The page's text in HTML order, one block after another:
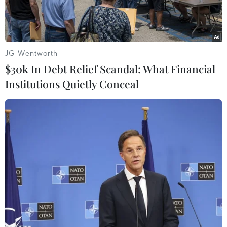
Benjamin Briere. (Nguồn: AFP)
Bộ Ngoại giao Pháp ngày 30/5 ra tuyên bố phản
đối việc Iran buộc tội một công dân Pháp làm
gián điệp, cho rằng cáo buộc này "khó hiểu."
JG Wentworth
$30k In Debt Relief Scandal: What Financial
Institutions Quietly Conceal